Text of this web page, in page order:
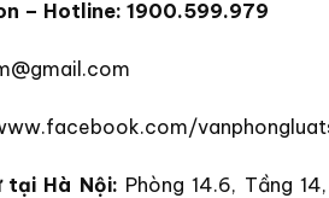
– Hotline: 1900.599.979
tại Hà Nội: Phòng 14.6, Tầng